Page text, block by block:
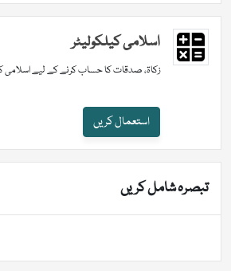
اسلامی کیلکولیٹر
زکاۃ، صدقات کا حساب کرنے کے لیے اسلامی
استعمال کریں
تبصرہ شامل کریں